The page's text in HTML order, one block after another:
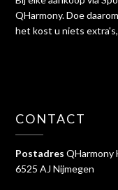
QHarmony. Doe
het kost u niets
CONTACT
Postadres QHarmony
6525 AJ Nijmegen